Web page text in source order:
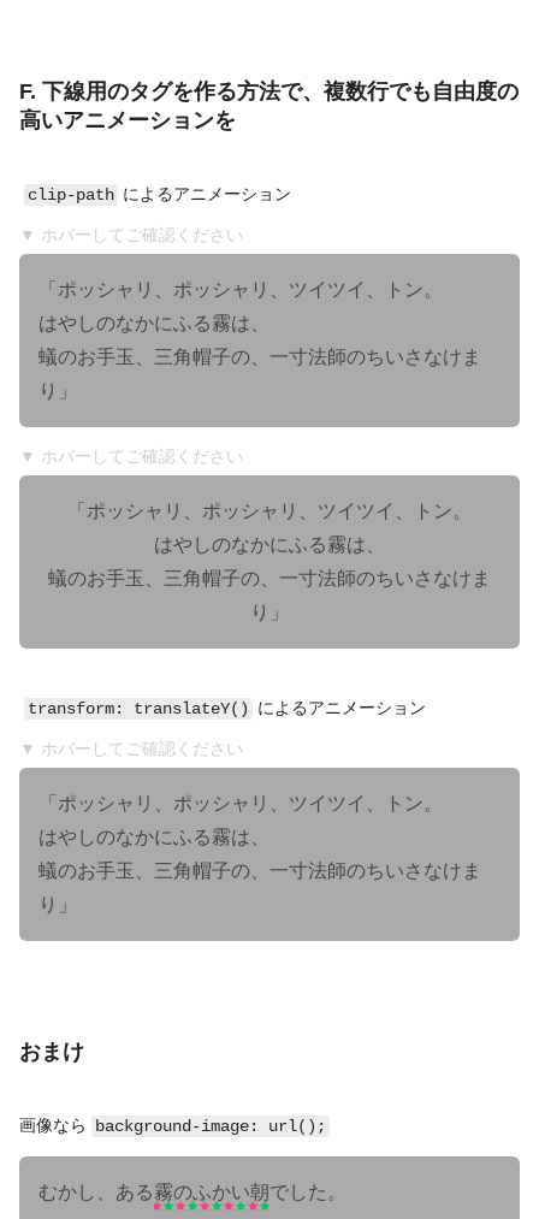
F. 下線用のタグを作る方法で、複数行でも自由度の
高いアニメーションを
clip-path によるアニメーション
▼ ホバーしてご確認ください
「ポッシャリ、ポッシャリ、ツイツイ、トン。
はやしのなかにふる霧は、
蟻のお手玉、三角帽子の、一寸法師のちいさなけま
り」
「ポッシャリ、ポッシャリ、ツイツイ、トン。
はやしのなかにふる霧は、
蟻のお手玉、三角帽子の、一寸法師のちいさなけま
り」
▼ ホバーしてご確認ください
「ポッシャリ、ポッシャリ、ツイツイ、トン。
はやしのなかにふる霧は、
蟻のお手玉、三角帽子の、一寸法師のちいさなけま
り」
「ポッシャリ、ポッシャリ、ツイツイ、トン。
はやしのなかにふる霧は、
蟻のお手玉、三角帽子の、一寸法師のちいさなけま
り」
transform: translateY() によるアニメーション
▼ ホバーしてご確認ください
「ポッシャリ、ポッシャリ、ツイツイ、トン。
はやしのなかにふる霧は、
蟻のお手玉、三角帽子の、一寸法師のちいさなけま
り」
おまけ
画像なら background-image: url();
むかし、ある霧のふかい朝でした。